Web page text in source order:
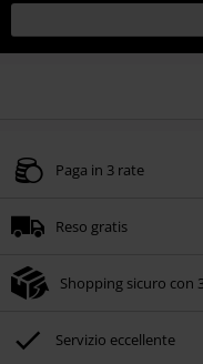
Paga in 3 rate
Reso gratis
Shopping sicuro con
Servizio eccellente